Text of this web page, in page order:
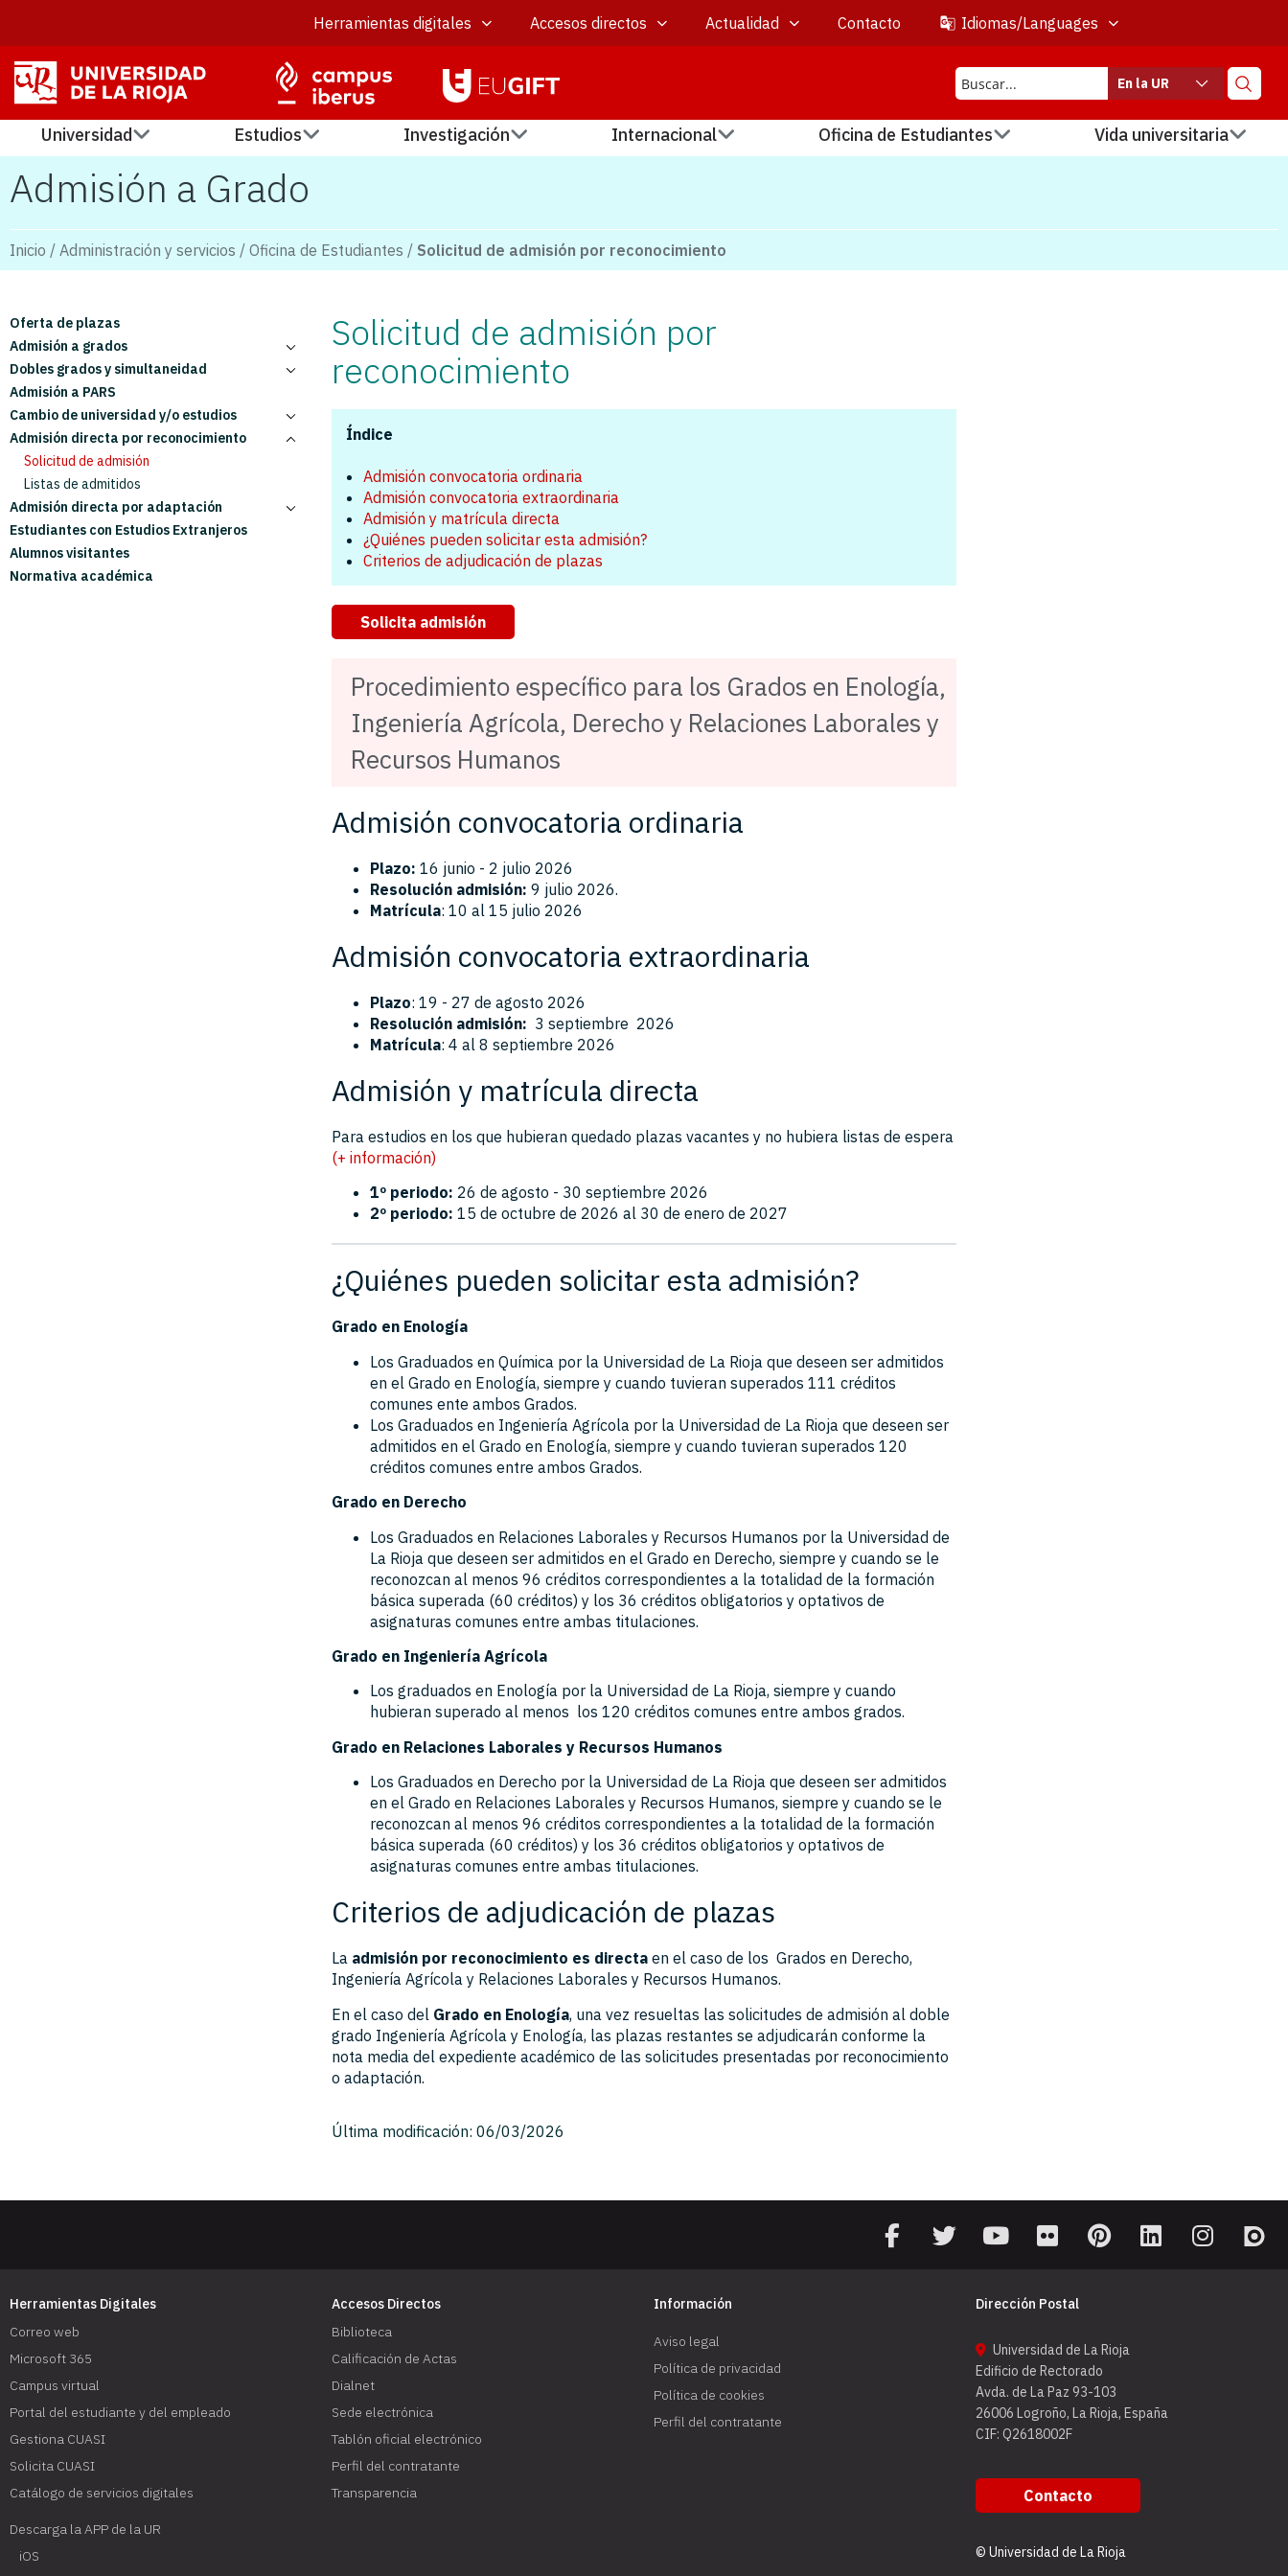
Herramientas digitales Accesos directos Actualidad Contacto Idiomas/Languages
En la UR
Universidad Estudios Investigación Internacional Oficina de Estudiantes Vida universitaria
Admisión a Grado
Inicio / Administración y servicios / Oficina de Estudiantes / Solicitud de admisión por reconocimiento
Oferta de plazas
Admisión a grados
Solicitud de admisión
Documentación de admisión
Listas de admitidos
Cálculo de nota de admisión
Dobles grados y simultaneidad
Dobles grados
Simultaneidad de estudios
Admisión a PARS
Cambio de universidad y/o estudios
Solicitud de admisión
Listas de admitidos
Admisión directa por reconocimiento
Solicitud de admisión
Listas de admitidos
Admisión directa por adaptación
Solicitud de admisión
Listas de admitidos
Estudiantes con Estudios Extranjeros
Alumnos visitantes
Normativa académica
Solicitud de admisión por
reconocimiento
Índice
Admisión convocatoria ordinaria
Admisión convocatoria extraordinaria
Admisión y matrícula directa
¿Quiénes pueden solicitar esta admisión?
Criterios de adjudicación de plazas
Solicita admisión
Procedimiento específico para los Grados en Enología,
Ingeniería Agrícola, Derecho y Relaciones Laborales y
Recursos Humanos
Admisión convocatoria ordinaria
Plazo: 16 junio - 2 julio 2026
Resolución admisión: 9 julio 2026.
Matrícula: 10 al 15 julio 2026
Admisión convocatoria extraordinaria
Plazo: 19 - 27 de agosto 2026
Resolución admisión: 3 septiembre 2026
Matrícula: 4 al 8 septiembre 2026
Admisión y matrícula directa
Para estudios en los que hubieran quedado plazas vacantes y no hubiera listas de espera
(+ información)
1º periodo: 26 de agosto - 30 septiembre 2026
2º periodo: 15 de octubre de 2026 al 30 de enero de 2027
¿Quiénes pueden solicitar esta admisión?
Grado en Enología
Los Graduados en Química por la Universidad de La Rioja que deseen ser admitidos
en el Grado en Enología, siempre y cuando tuvieran superados 111 créditos
comunes ente ambos Grados.
Los Graduados en Ingeniería Agrícola por la Universidad de La Rioja que deseen ser
admitidos en el Grado en Enología, siempre y cuando tuvieran superados 120
créditos comunes entre ambos Grados.
Grado en Derecho
Los Graduados en Relaciones Laborales y Recursos Humanos por la Universidad de
La Rioja que deseen ser admitidos en el Grado en Derecho, siempre y cuando se le
reconozcan al menos 96 créditos correspondientes a la totalidad de la formación
básica superada (60 créditos) y los 36 créditos obligatorios y optativos de
asignaturas comunes entre ambas titulaciones.
Grado en Ingeniería Agrícola
Los graduados en Enología por la Universidad de La Rioja, siempre y cuando
hubieran superado al menos los 120 créditos comunes entre ambos grados.
Grado en Relaciones Laborales y Recursos Humanos
Los Graduados en Derecho por la Universidad de La Rioja que deseen ser admitidos
en el Grado en Relaciones Laborales y Recursos Humanos, siempre y cuando se le
reconozcan al menos 96 créditos correspondientes a la totalidad de la formación
básica superada (60 créditos) y los 36 créditos obligatorios y optativos de
asignaturas comunes entre ambas titulaciones.
Criterios de adjudicación de plazas
La admisión por reconocimiento es directa en el caso de los Grados en Derecho,
Ingeniería Agrícola y Relaciones Laborales y Recursos Humanos.
En el caso del Grado en Enología, una vez resueltas las solicitudes de admisión al doble
grado Ingeniería Agrícola y Enología, las plazas restantes se adjudicarán conforme la
nota media del expediente académico de las solicitudes presentadas por reconocimiento
o adaptación.
Última modificación: 06/03/2026
Herramientas Digitales
Correo web
Microsoft 365
Campus virtual
Portal del estudiante y del empleado
Gestiona CUASI
Solicita CUASI
Catálogo de servicios digitales
Descarga la APP de la UR
iOS
Accesos Directos
Biblioteca
Calificación de Actas
Dialnet
Sede electrónica
Tablón oficial electrónico
Perfil del contratante
Transparencia
Información
Aviso legal
Política de privacidad
Política de cookies
Perfil del contratante
Dirección Postal
Universidad de La Rioja
Edificio de Rectorado
Avda. de La Paz 93-103
26006 Logroño, La Rioja, España
CIF: Q2618002F
Contacto
© Universidad de La Rioja